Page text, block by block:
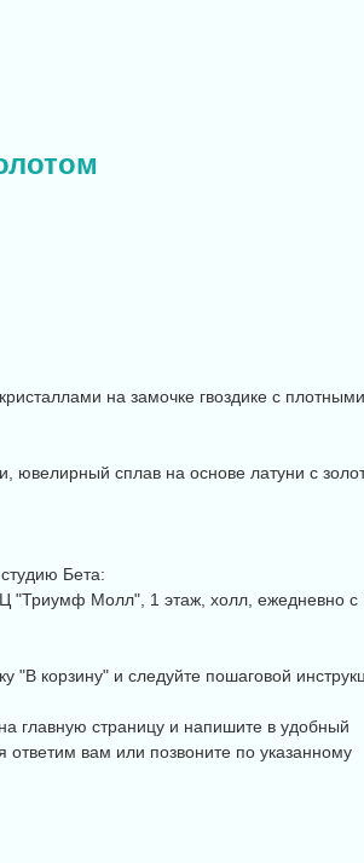
на замочке гвоздике с плотными
ювелирный сплав на основе латуни с
Бета:
"Триумф Молл", 1 этаж, холл, ежедневно с
"В корзину" и следуйте пошаговой
главную страницу и напишите в удобный
вам или позвоните по указанному